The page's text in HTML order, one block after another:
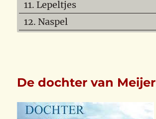
11. Lepeltjes
12. Naspel
De dochter van Meijer